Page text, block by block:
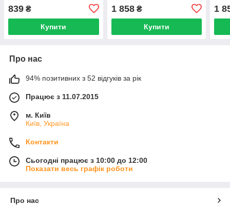
839 ₴
Купити
1 858₴
Купити
1
Про нас
94% позитивних з 52 відгуків за рік
Працює з 11.07.2015
м. Київ
Київ, Україна
Контакти
Сьогодні працює з 10:00 до 12:00
Показати весь графік роботи
Про нас